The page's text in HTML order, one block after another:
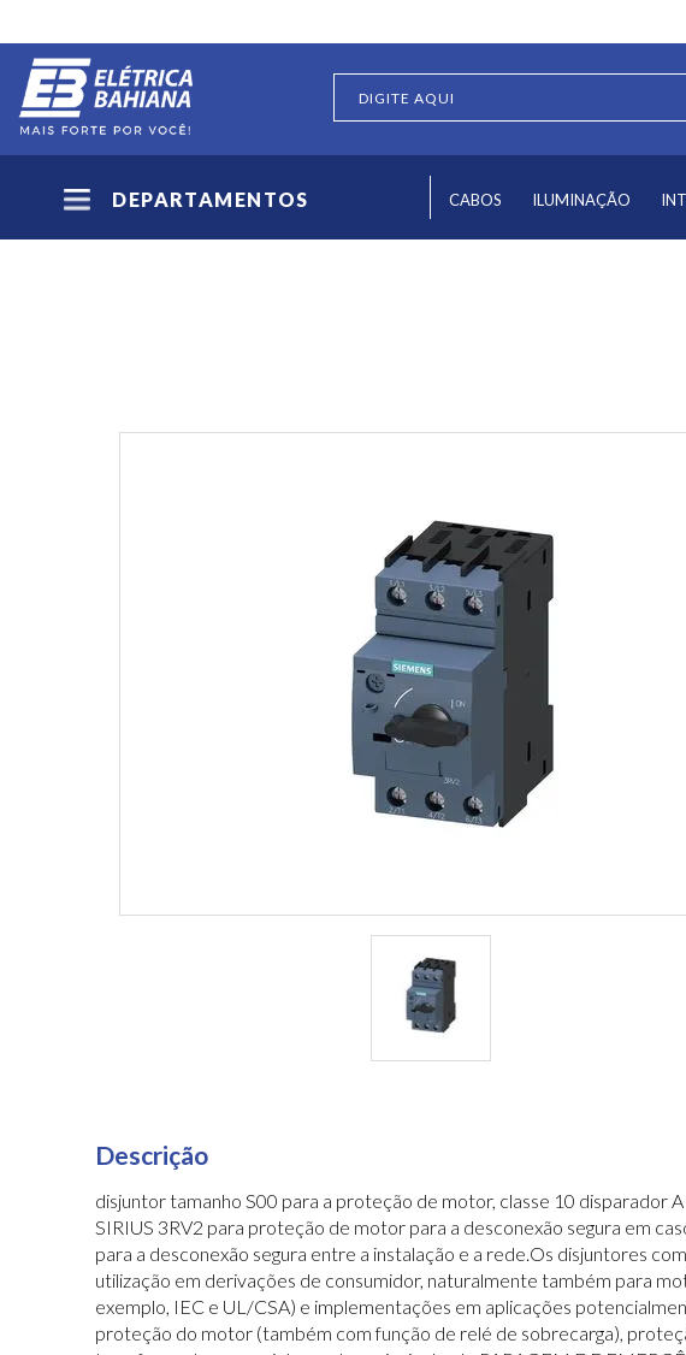
DEPARTAMENTOS CABOS ILUMINAÇÃO
PROTEÇÃO E COMANDO
Descrição
disjuntor tamanho S00 para a proteção de motor, classe 10 disparador
SIRIUS 3RV2 para proteção de motor para a desconexão segura em
para a desconexão segura entre a instalação e a rede.Os disjuntores
utilização em derivações de consumidor, naturalmente também para
exemplo, IEC e UL/CSA) e implementações em aplicações
proteção do motor (também com função de relé de sobrecarga),